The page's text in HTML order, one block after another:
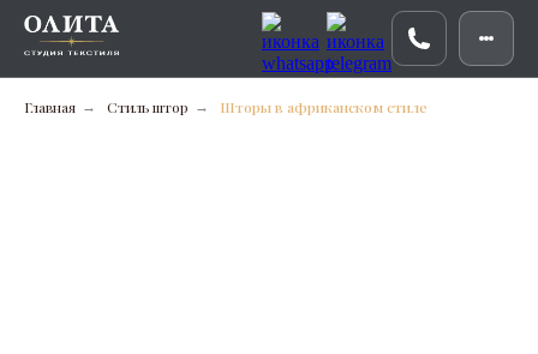
Главная → Стиль штор → Шторы в африканском стиле